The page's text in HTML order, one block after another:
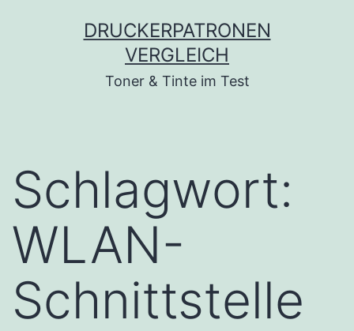
DRUCKERPATRONEN
VERGLEICH
Toner & Tinte im Test
Schlagwort:
WLAN-
Schnittstelle